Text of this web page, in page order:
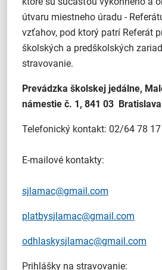
útvaru miestneho úradu -
vzťahov, pod ktorý patrí Referát
školských a predškolských
stravovanie.
Prevádzka školskej jedálne,
námestie č. 1, 841 03 Bratislava
Telefonický kontakt: 02/64 78
E-mailové kontakty:
sjlamac@gmail.com
platbysjlamac@gmail.com
odhlaskysjlamac@gmail.com
Prihlášky na stravovanie: